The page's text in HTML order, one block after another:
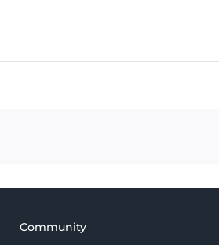
Community